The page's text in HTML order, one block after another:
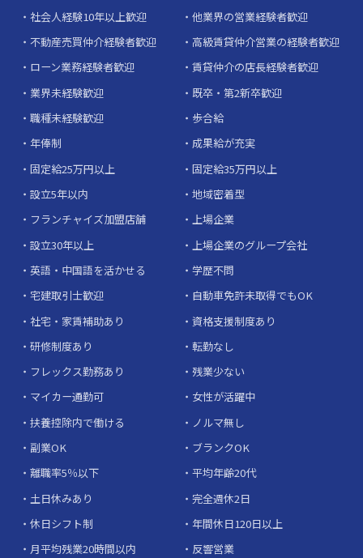
社会人経験10年以上歓迎
他業界の営業経験者歓迎
不動産売買仲介経験者歓迎
高級賃貸仲介営業の経験者歓迎
ローン業務経験者歓迎
賃貸仲介の店長経験者歓迎
業界未経験歓迎
既卒・第2新卒歓迎
職種未経験歓迎
歩合給
年俸制
成果給が充実
固定給25万円以上
固定給35万円以上
設立5年以内
地域密着型
フランチャイズ加盟店舗
上場企業
設立30年以上
上場企業のグループ会社
英語・中国語を活かせる
学歴不問
宅建取引士歓迎
自動車免許未取得でもOK
社宅・家賃補助あり
資格支援制度あり
研修制度あり
転勤なし
フレックス勤務あり
残業少ない
マイカー通勤可
女性が活躍中
扶養控除内で働ける
ノルマ無し
副業OK
ブランクOK
離職率5％以下
平均年齢20代
土日休みあり
完全週休2日
休日シフト制
年間休日120日以上
月平均残業20時間以内
反響営業